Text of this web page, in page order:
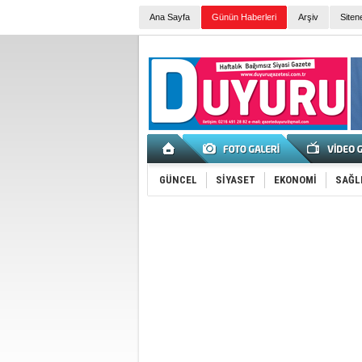
Ana Sayfa Günün Haberleri Arşiv
GÜNCEL SİYASET EKONOMİ